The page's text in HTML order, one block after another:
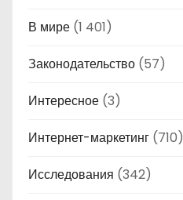
В мире (1 401)
Законодательство (57)
Интересное (3)
Интернет-маркетинг (710)
Исследования (342)